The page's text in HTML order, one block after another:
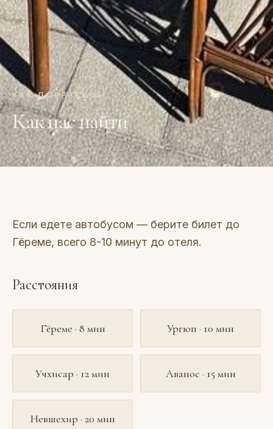
КАК ДОБРАТЬСЯ
Как нас найти
Если едете автобусом — берите билет до
Гёреме, всего 8-10 минут до отеля.
Расстояния
Гёреме · 8 мин Ургюп · 10 мин
Учхисар · 12 мин Аванос · 15 мин
Невшехир · 20 мин